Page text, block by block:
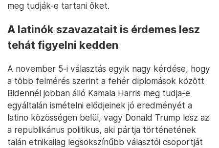
meg tudják-e tartani őket.
A latinók szavazatait is érdemes lesz
tehát figyelni kedden
A november 5-i választás egyik nagy kérdése, hogy
a több felmérés szerint a fehér diplomások között
Bidennél jobban álló Kamala Harris meg tudja-e
egyáltalán ismételni elődjeinek jó eredményét a
latino közösségen belül, vagy Donald Trump lesz az
a republikánus politikus, aki pártja történetének
talán etnikailag legsokszínűbb választói csoportját